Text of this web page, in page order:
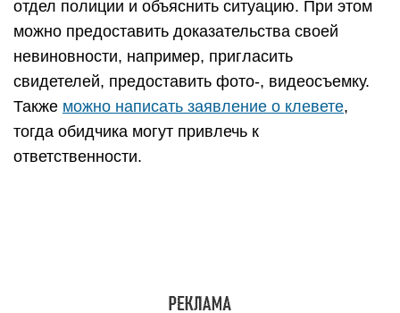
отдел полиции и объяснить ситуацию. При этом
можно предоставить доказательства своей
невиновности, например, пригласить
свидетелей, предоставить фото-, видеосъемку.
Также можно написать заявление о клевете,
тогда обидчика могут привлечь к
ответственности.